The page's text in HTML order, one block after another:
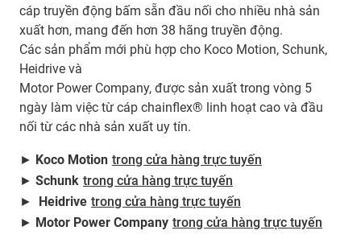
cáp truyền động bấm sẵn đầu nối cho nhiều nhà sản
xuất hơn, mang đến hơn 38 hãng truyền động.
Các sản phẩm mới phù hợp cho Koco Motion, Schunk,
Heidrive và
Motor Power Company, được sản xuất trong vòng 5
ngày làm việc từ cáp chainflex® linh hoạt cao và đầu
nối từ các nhà sản xuất uy tín.
► Koco Motion trong cửa hàng trực tuyến
► Schunk trong cửa hàng trực tuyến
► Heidrive trong cửa hàng trực tuyến
► Motor Power Company trong cửa hàng trực tuyến